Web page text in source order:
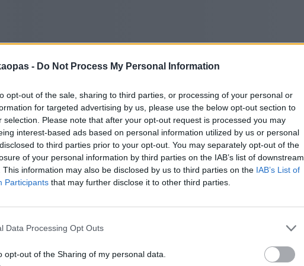
- Do Not Process My Personal Information
opt-out of the sale, sharing to third parties, or processing of your personal or
for targeted advertising by us, please use the below opt-out section to
selection. Please note that after your opt-out request is processed you may
interest-based ads based on personal information utilized by us or personal
to third parties prior to your opt-out. You may separately opt-out of the
of your personal information by third parties on the IAB’s list of downstream
This information may also be disclosed by us to third parties on the IAB’s List of
Participants that may further disclose it to other third parties.
Data Processing Opt Outs
opt-out of the Sharing of my personal data.
ruokia ovat thaimaalaiset ruoat, joiden joukossa on paljon lasten ja
noodles with seafood) ja riisi merenelävillä (rice tai fried rice with seafood)
voitu säilytellä huonosti. Länsimaiset ruoat ovat kalliita eivätkä yhtä hyviä
ole täälläpäin mieltä. Ostoskeskusten food courtit voivat olla hyviä, mutta